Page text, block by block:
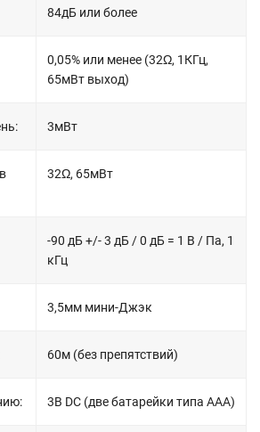
84дБ или более
0,05% или менее (32Ω, 1КГц,
65мВт выход)
3мВт
32Ω, 65мВт
-90 дБ +/- 3 дБ / 0 дБ = 1 В / Па, 1
кГц
3,5мм мини-Джэк
60м (без препятствий)
3В DC (две батарейки типа ААА)